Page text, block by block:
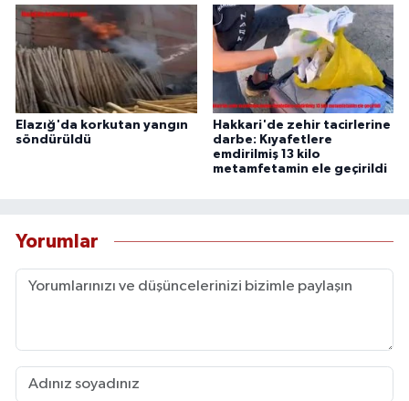
Elazığ'da korkutan yangın
söndürüldü
Hakkari'de zehir tacirlerine
darbe: Kıyafetlere
emdirilmiş 13 kilo
metamfetamin ele geçirildi
Yorumlar